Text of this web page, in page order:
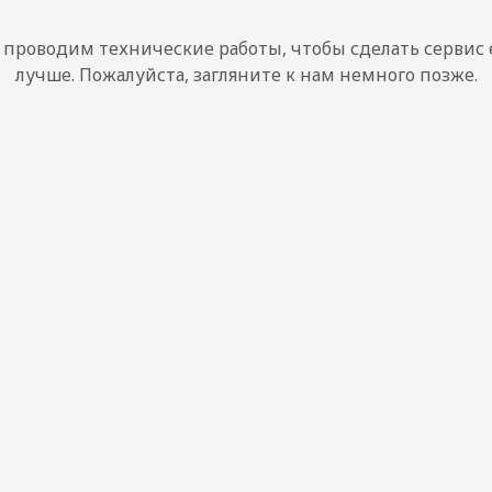
технические работы, чтобы сделать сервис
лучше. Пожалуйста, загляните к нам немного позже.